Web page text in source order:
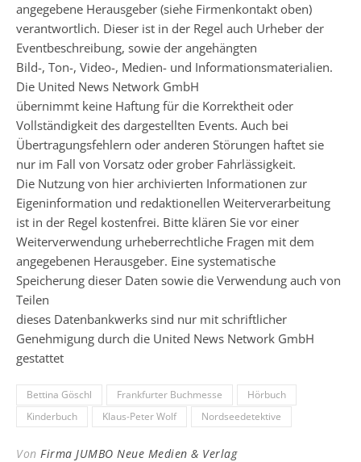
angegebene Herausgeber (siehe Firmenkontakt oben)
verantwortlich. Dieser ist in der Regel auch Urheber der
Eventbeschreibung, sowie der angehängten
Bild-, Ton-, Video-, Medien- und Informationsmaterialien.
Die United News Network GmbH
übernimmt keine Haftung für die Korrektheit oder
Vollständigkeit des dargestellten Events. Auch bei
Übertragungsfehlern oder anderen Störungen haftet sie
nur im Fall von Vorsatz oder grober Fahrlässigkeit.
Die Nutzung von hier archivierten Informationen zur
Eigeninformation und redaktionellen Weiterverarbeitung
ist in der Regel kostenfrei. Bitte klären Sie vor einer
Weiterverwendung urheberrechtliche Fragen mit dem
angegebenen Herausgeber. Eine systematische
Speicherung dieser Daten sowie die Verwendung auch von
Teilen
dieses Datenbankwerks sind nur mit schriftlicher
Genehmigung durch die United News Network GmbH
gestattet
Bettina Göschl Frankfurter Buchmesse
Hörbuch
Kinderbuch
Klaus-Peter Wolf Nordseedetektive
Von Firma JUMBO Neue Medien & Verlag